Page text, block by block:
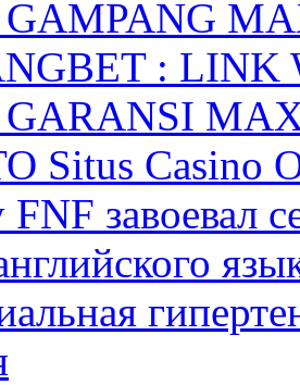
: LINK
Situs Casino
завоевал